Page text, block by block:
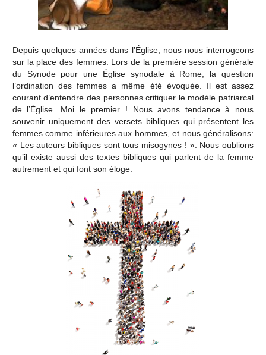
Depuis quelques années dans l’Église, nous nous interrogeons
sur la place des femmes. Lors de la première session générale
du Synode pour une Église synodale à Rome, la question
l’ordination des femmes a même été évoquée. Il est assez
courant d’entendre des personnes critiquer le modèle patriarcal
de l’Église. Moi le premier ! Nous avons tendance à nous
souvenir uniquement des versets bibliques qui présentent les
femmes comme inférieures aux hommes, et nous généralisons:
« Les auteurs bibliques sont tous misogynes ! ». Nous oublions
qu’il existe aussi des textes bibliques qui parlent de la femme
autrement et qui font son éloge.